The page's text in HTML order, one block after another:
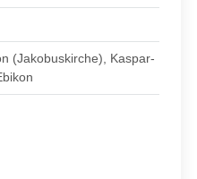
(Jakobuskirche), Kaspar-